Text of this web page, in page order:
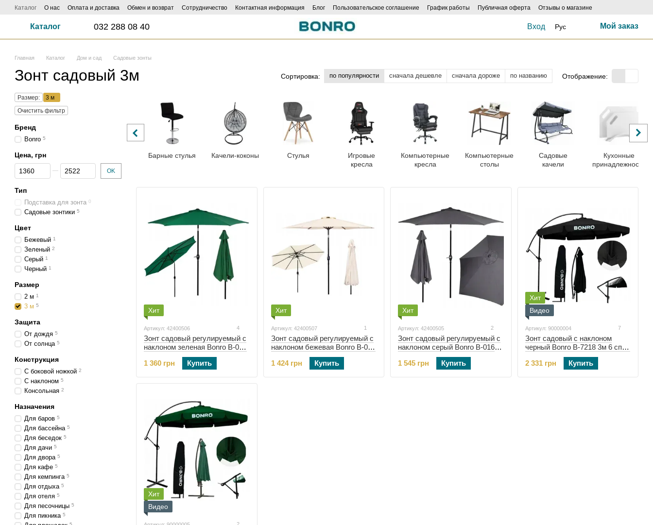
Перейти к основному контенту
Каталог О нас Оплата и доставка Обмен и возврат Сотрудничество Контактная информация Блог Пользовательское соглашение График работы Публичная оферта
Отзывы о магазине
Каталог 032 288 08 40 Вход Рус Мой заказ
Главная Каталог Дом и сад Садовые зонты
Зонт садовый 3м Сортировка: по популярности сначала дешевле сначала дороже по названию Отображение:
Барные стулья Качели-коконы Стулья
Игровые
кресла
Компьютерные
кресла
Компьютерные
столы
Садовые
качели
Кухонные
принадлежности
Хит
Артикул: 42400506 4
Зонт садовый регулируемый с
наклоном зеленая Bonro B-016
3м 8 спиц (42400506)
1 360 грн
Купить
Хит
Артикул: 42400507 1
Зонт садовый регулируемый с
наклоном бежевая Bonro B-016
3м 8 спиц (42400507)
1 424 грн
Купить
Хит
Артикул: 42400505 2
Зонт садовый регулируемый с
наклоном серый Bonro B-016
3м 8 спиц (42400505)
1 545 грн
Купить
Хит
Видео
Артикул: 90000004 7
Зонт садовый с наклоном
черный Bonro B-7218 3м 6 спиц
2 331 грн
Купить
Хит
Видео
Размер:
3 м
Очистить фильтр
Бренд
Bonro 5
Цена, грн
От Цена, грн
До Цена, грн OK
Тип
Подставка для зонта 0
Садовые зонтики 5
Цвет
Бежевый 1
Зеленый 2
Серый 1
Черный 1
Размер
2 м 1
3 м 5
Защита
От дождя 5
От солнца 5
Конструкция
С боковой ножкой 2
С наклоном 5
Консольная 2
Назначения
Для баров 5
Для бассейна 5
Для беседок 5
Для дачи 5
Для двора 5
Для кафе 5
Для кемпинга 5
Для отдыха 5
Для отеля 5
Для песочницы 5
Для пикника 5